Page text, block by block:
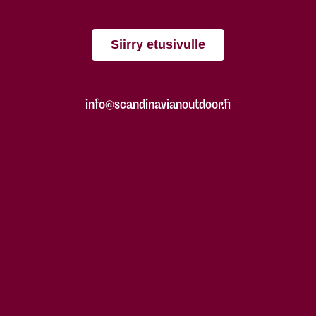
Siirry etusivulle
info@scandinavianoutdoor.fi